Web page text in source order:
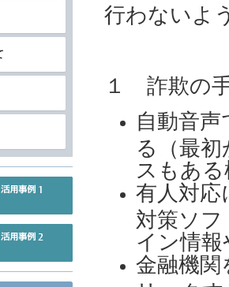
行わないよ
１ 詐欺の
自動音
る（最
スもあ
有人対応
対策ソフ
イン情
金融機